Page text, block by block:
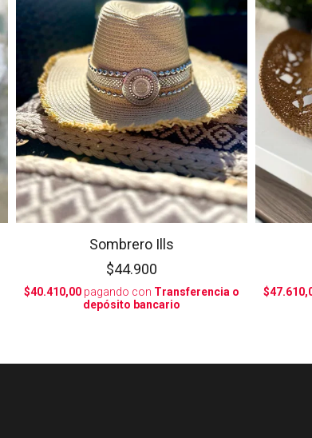
Sombrero Ills
$44.900
$40.410,00 pagando con Transferencia o
depósito bancario